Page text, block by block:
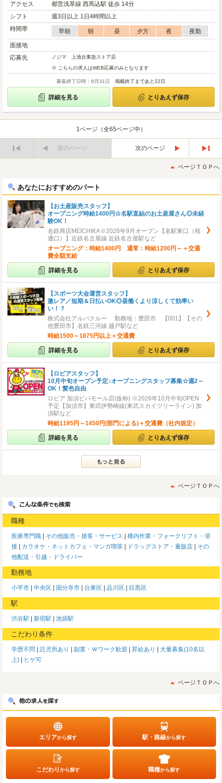
アクセス
都営浅草線 西馬込駅 徒歩 14分
シフト
週3日以上 1日4時間以上
時間帯
早朝 朝 昼 夕方 夜
夜勤
面接地
応募先
ノジマ 上池台東急ストア店
※ こちらの求人はWEB応募のみとなります
募集終了日時：8月31日 掲載終了まであと22日
詳細を見る とりあえず保存
1ページ（全65ページ中）
前のページ
次のページ
後
ページＴＯＰへ
あなたにおすすめのパート
【お土産販売スタッフ】
オープニング時給1400円☆名駅直結のお土産屋さん◎未経
験OK！
名鉄商店MEICHIKA※2026年9月オープン【名駅東口（桜
通口）】近鉄名古屋線 近鉄名古屋駅など
オープニング：時給1400円 通常：時給1200円～＋交通
費全額支給
詳細を見る とりあえず保存
【スポーツ大会運営スタッフ】
激レア／短期＆日払いOK◎昼働くより涼しくて効率い
い！？
株式会社アルバクルー 勤務地：豊田市 【001】【その
他豊田市】名鉄三河線 越戸駅など
時給1500～1875円以上＋交通費
詳細を見る とりあえず保存
【ロピアスタッフ】
10月中旬オープン予定♪オープニングスタッフ募集☆週2～
OK！髪色自由
ロピア 加須ビバモール店(仮称) ※2026年10月中旬OPEN
予定【加須市】東武伊勢崎線(東武スカイツリーライン) 加
須駅など
時給1195円～1450円(部門による)＋交通費（社内規定）
詳細を見る とりあえず保存
ページＴＯＰへ
職種
医療専門職 その他販売・接客・サービス
構内作業・フォークリフト・溶
接
カラオケ・ネットカフェ・マンガ喫茶 ドラッグストア・量販店
その
他配送・引越・ドライバー
勤務地
小平市 中央区 国分寺市 台東区 品川区 目黒区
駅
渋谷駅 新宿駅 池袋駅
こだわり条件
学歴不問 託児所あり 副業・Ｗワーク歓迎 昇給あり
大量募集(10名以
上)
ヒゲ可
ページＴＯＰへ
エリアから探す 駅・路線から探す
こだわりから探す 職種から探す